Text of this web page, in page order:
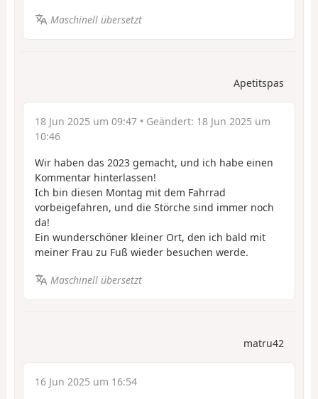
Maschinell übersetzt
Apetitspas
18 Jun 2025 um 09:47 • Geändert: 18 Jun 2025 um
10:46
Wir haben das 2023 gemacht, und ich habe einen
Kommentar hinterlassen!
Ich bin diesen Montag mit dem Fahrrad
vorbeigefahren, und die Störche sind immer noch
da!
Ein wunderschöner kleiner Ort, den ich bald mit
meiner Frau zu Fuß wieder besuchen werde.
Maschinell übersetzt
matru42
16 Jun 2025 um 16:54